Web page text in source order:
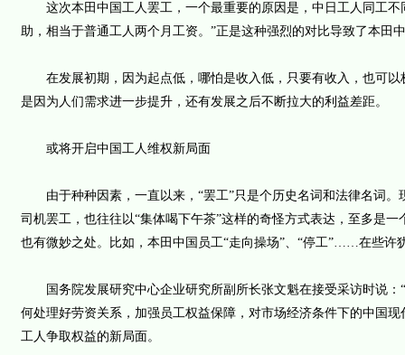
这次本田中国工人罢工，一个最重要的原因是，中日工人同工不
助，相当于普通工人两个月工资。”正是这种强烈的对比导致了本田
在发展初期，因为起点低，哪怕是收入低，只要有收入，也可以
是因为人们需求进一步提升，还有发展之后不断拉大的利益差距。
或将开启中国工人维权新局面
由于种种因素，一直以来，“罢工”只是个历史名词和法律名词。
司机罢工，也往往以“集体喝下午茶”这样的奇怪方式表达，至多是
也有微妙之处。比如，本田中国员工“走向操场”、“停工”……在些许
国务院发展研究中心企业研究所副所长张文魁在接受采访时说：
何处理好劳资关系，加强员工权益保障，对市场经济条件下的中国
工人争取权益的新局面。